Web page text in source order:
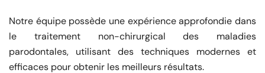
Notre équipe possède une expérience approfondie dans
le traitement non-chirurgical des maladies
parodontales, utilisant des techniques modernes et
efficaces pour obtenir les meilleurs résultats.